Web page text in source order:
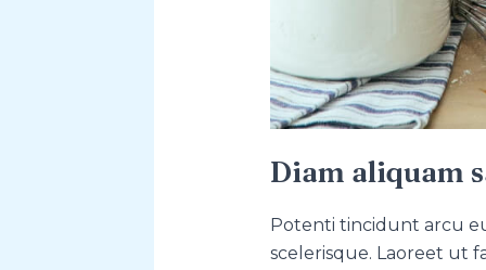
Diam aliquam
Potenti tincidunt arcu
scelerisque. Laoreet ut